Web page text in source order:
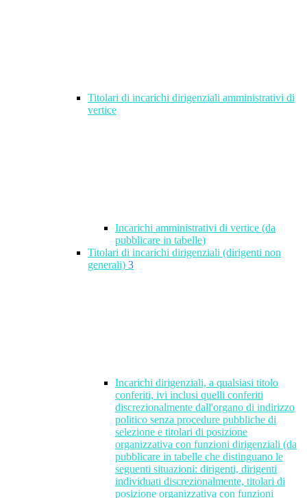
Titolari di incarichi dirigenziali amministrativi di
vertice
Incarichi amministrativi di vertice (da
pubblicare in tabelle)
Titolari di incarichi dirigenziali (dirigenti non
generali) 3
Incarichi dirigenziali, a qualsiasi titolo
conferiti, ivi inclusi quelli conferiti
discrezionalmente dall'organo di indirizzo
politico senza procedure pubbliche di
selezione e titolari di posizione
organizzativa con funzioni dirigenziali (da
pubblicare in tabelle che distinguano le
seguenti situazioni: dirigenti, dirigenti
individuati discrezionalmente, titolari di
posizione organizzativa con funzioni